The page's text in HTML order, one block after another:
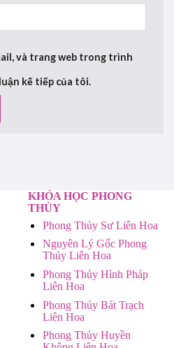
và trang web trong trình
kế tiếp của tôi.
KHÓA HỌC PHONG
THỦY
Phong Thủy Sư Liên Hoa
Nguyên Lý Gốc Phong
Thủy Liên Hoa
Phong Thủy Hình Pháp
Liên Hoa
Phong Thủy Bát Trạch
Liên Hoa
Phong Thủy Huyền